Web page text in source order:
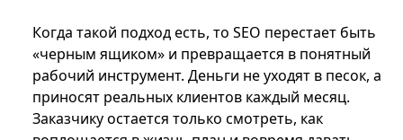
Когда такой подход есть, то SEO перестает быть
«черным ящиком» и превращается в понятный
рабочий инструмент. Деньги не уходят в песок, а
приносят реальных клиентов каждый месяц.
Заказчику остается только смотреть, как